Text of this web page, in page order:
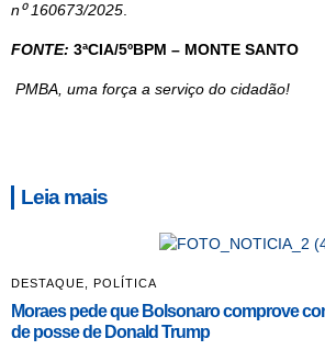
n⁰ 160673/2025
FONTE: 3ªCIA/5ºBPM – MONTE SANTO
PMBA, uma força a serviço do cidadão!
Leia mais
DESTAQUE POLÍTICA
Moraes pede que Bolsonaro comprove
de posse de Donald Trump